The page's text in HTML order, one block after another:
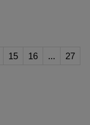
15 16 ...
27